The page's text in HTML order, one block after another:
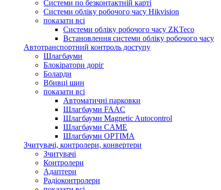
Системи по безконтактній карті
Системи обліку робочого часу Hikvision
показати всі
Системи обліку робочого часу ZKTeco
Встановлення системи обліку робочого часу
Автотранспортний контроль доступу
Шлагбауми
Блокіратори доріг
Боларди
Вбивці шин
показати всі
Автоматичні парковки
Шлагбауми FAAC
Шлагбауми Magnetic Autocontrol
Шлагбауми CAME
Шлагбауми OPTIMA
Зчитувачі, контролери, конвертери
Зчитувачі
Контролери
Адаптери
Радіоконтролери